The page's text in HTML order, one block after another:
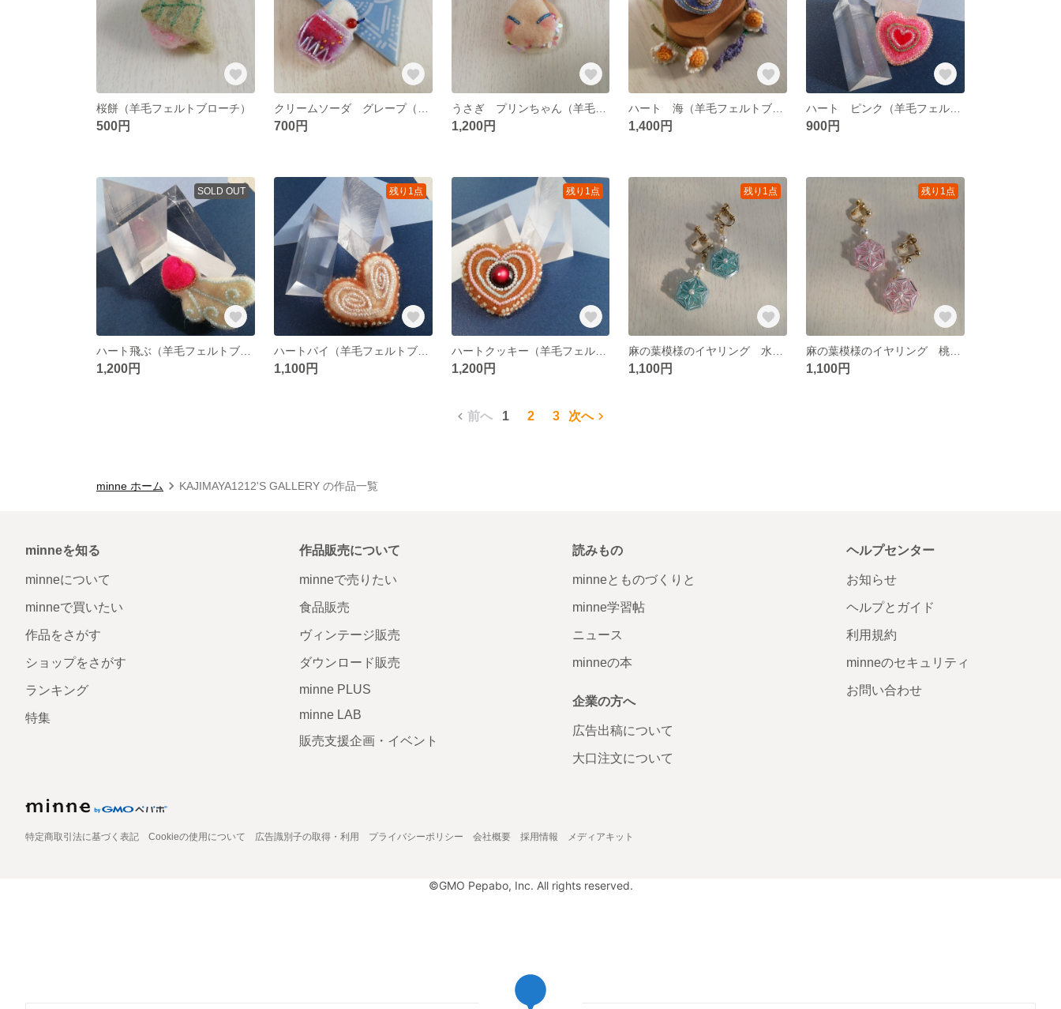
桜餅（羊毛フェルトブローチ）
500円 700円
うさぎ プリンちゃん（羊毛フェルトブローチ）
1,200円 1,400円 900円
SOLD OUT
1,200円
残り1点
ハートパイ（羊毛フェルトブローチ）
1,100円
残り1点
ハートクッキー（羊毛フェルトブローチ）★
1,200円
残り1点
1,100円
残り1点
1,100円
前へ 1 2 3 次へ
minne ホーム KAJIMAYA1212'S GALLERY の作品一覧
minneを知る
minneについて
minneで買いたい
作品をさがす
ショップをさがす
ランキング
特集
作品販売について
minneで売りたい
食品販売
ヴィンテージ販売
ダウンロード販売
minne PLUS
minne LAB
販売支援企画・イベント
読みもの
minneとものづくりと
minne学習帖
ニュース
minneの本
企業の方へ
広告出稿について
大口注文について
ヘルプセンター
お知らせ
ヘルプとガイド
利用規約
minneのセキュリティ
お問い合わせ
特定商取引法に基づく表記 Cookieの使用について 広告識別子の取得・利用 プライバシーポリシー 会社概要 採用情報 メディアキット
©GMO Pepabo, Inc. All rights reserved.